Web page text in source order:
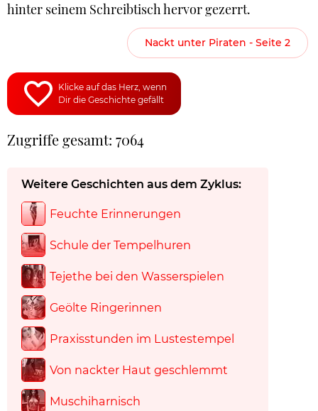
hinter seinem Schreibtisch hervor gezerrt.
Nackt unter Piraten - Seite 2
Klicke auf das Herz, wenn
Dir die Geschichte gefällt
Zugriffe gesamt: 7064
Weitere Geschichten aus dem Zyklus:
Feuchte Erinnerungen
Schule der Tempelhuren
Tejethe bei den Wasserspielen
Geölte Ringerinnen
Praxisstunden im Lustestempel
Von nackter Haut geschlemmt
Muschiharnisch